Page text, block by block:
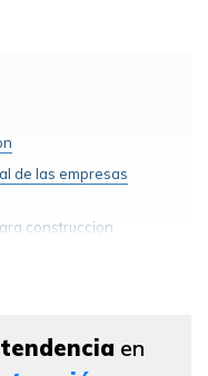
de las empresas
construccion
el sector
en